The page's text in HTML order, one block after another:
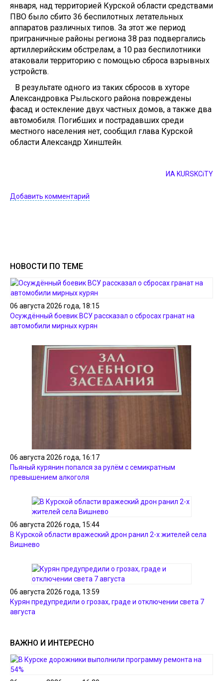
января, над территорией Курской области средствами
ПВО было сбито 36 беспилотных летательных
аппаратов различных типов. За этот же период
приграничные районы региона 38 раз подвергались
артиллерийским обстрелам, а 10 раз беспилотники
атаковали территорию с помощью сброса взрывных
устройств.
В результате одного из таких сбросов в хуторе
Александровка Рыльского района повреждены
фасад и остекление двух частных домов, а также два
автомобиля. Погибших и пострадавших среди
местного населения нет, сообщил глава Курской
области Александр Хинштейн.
ИА KURSKCiTY
Добавить комментарий
НОВОСТИ ПО ТЕМЕ
06 августа 2026 года, 18:15
Осуждённый боевик ВСУ рассказал о сбросах гранат на
автомобили мирных курян
06 августа 2026 года, 16:17
Пьяный курянин попался за рулём с семикратным
превышением алкоголя
06 августа 2026 года, 15:44
В Курской области вражеский дрон ранил 2-х жителей села
Вишнево
06 августа 2026 года, 13:59
Курян предупредили о грозах, граде и отключении света 7
августа
ВАЖНО И ИНТЕРЕСНО